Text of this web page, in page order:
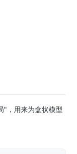
"，用来为盒状模型